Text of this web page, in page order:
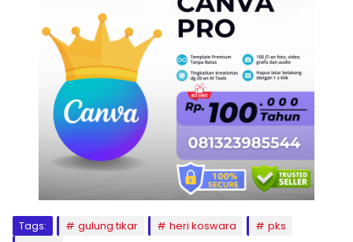
Tags: gulung tikar heri koswara
pks